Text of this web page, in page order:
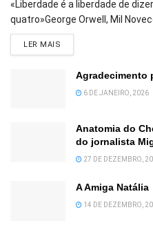
«Liberdade é a liberdade de
quatro»George Orwell, Mil
LER MAIS
Agradecimento
6 DE JANEIRO, 2026
Anatomia do
do jornalista
27 DE DEZEMBRO,
A Amiga Natália
14 DE DEZEMBRO,